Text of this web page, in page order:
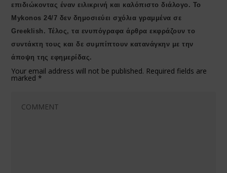
επιδιώκοντας έναν ειλικρινή και καλόπιστο διάλογο. Το
Μykonos 24/7 δεν δημοσιεύει σχόλια γραμμένα σε
Greeklish. Τέλος, τα ενυπόγραφα άρθρα εκφράζουν το
συντάκτη τους και δε συμπίπτουν κατανάγκην με την
άποψη της εφημερίδας.
Your email address will not be published. Required fields are
marked *